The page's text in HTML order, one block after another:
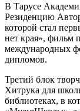
В Тарусе
Резиденцию
которой стал
нет края», фильм
международных
дипломов.
Третий блок
Хитрука для
библиотеках, в